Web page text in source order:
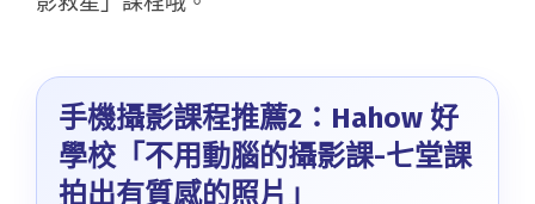
手機攝影課程推薦2：Hahow 好
學校「不用動腦的攝影課-七堂課
拍出有質感的照片」